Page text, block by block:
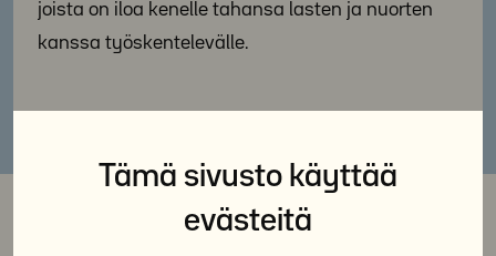
Tämä sivusto käyttää
evästeitä
joista on iloa kenelle tahansa lasten ja nuorten
kanssa työskentelevälle.